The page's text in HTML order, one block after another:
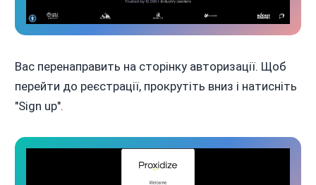
Вас перенаправить на сторінку авторизації. Щоб
перейти до реєстрації, прокрутіть вниз і натисніть
"Sign up".